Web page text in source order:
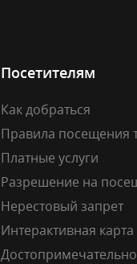
Посетителям
Как добраться
Правила посещения
Платные услуги
Разрешение на
Нерестовый запрет
Интерактивная карта